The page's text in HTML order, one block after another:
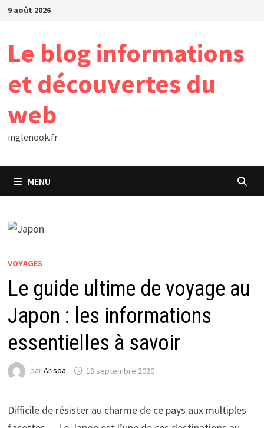
Passer
9 août 2026
Le blog informations
et découvertes du
web
inglenook.fr
MENU
VOYAGES
Le guide ultime de voyage au
Japon : les informations
essentielles à savoir
parArisoa 18 septembre 2020
Difficile de résister au charme de ce pays aux multiples